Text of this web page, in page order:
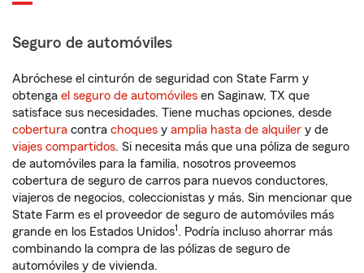
Seguro de automóviles
Abróchese el cinturón de seguridad con State Farm y
obtenga el seguro de automóviles en Saginaw, TX que
satisface sus necesidades. Tiene muchas opciones, desde
cobertura contra choques y amplia hasta de alquiler y de
viajes compartidos. Si necesita más que una póliza de seguro
de automóviles para la familia, nosotros proveemos
cobertura de seguro de carros para nuevos conductores,
viajeros de negocios, coleccionistas y más. Sin mencionar que
State Farm es el proveedor de seguro de automóviles más
grande en los Estados Unidos1. Podría incluso ahorrar más
combinando la compra de las pólizas de seguro de
automóviles y de vivienda.